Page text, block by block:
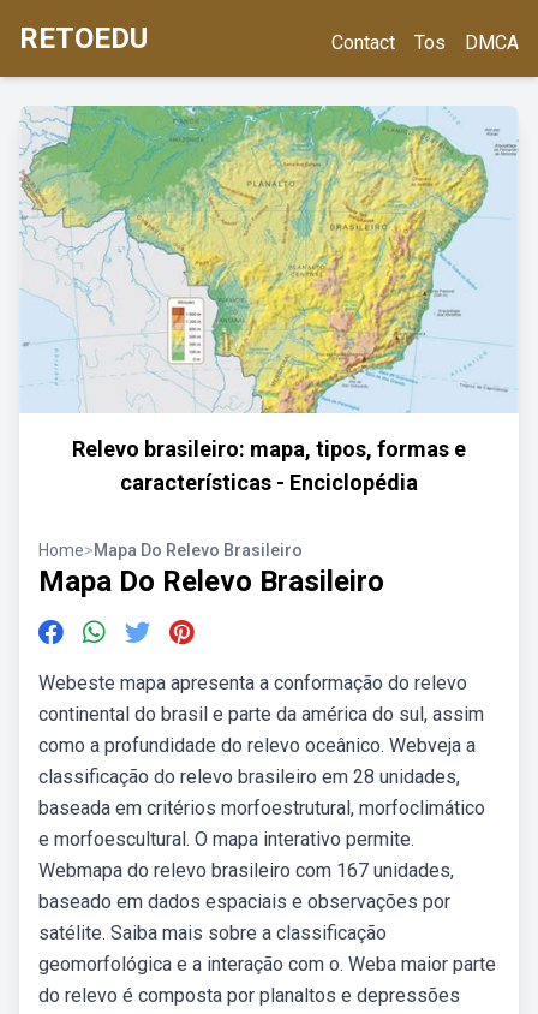
RETOEDU Contact Tos DMCA
Relevo brasileiro: mapa, tipos, formas e
características - Enciclopédia
Home>Mapa Do Relevo Brasileiro
Mapa Do Relevo Brasileiro
Webeste mapa apresenta a conformação do relevo
continental do brasil e parte da américa do sul, assim
como a profundidade do relevo oceânico. Webveja a
classificação do relevo brasileiro em 28 unidades,
baseada em critérios morfoestrutural, morfoclimático
e morfoescultural. O mapa interativo permite.
Webmapa do relevo brasileiro com 167 unidades,
baseado em dados espaciais e observações por
satélite. Saiba mais sobre a classificação
geomorfológica e a interação com o. Weba maior parte
do relevo é composta por planaltos e depressões